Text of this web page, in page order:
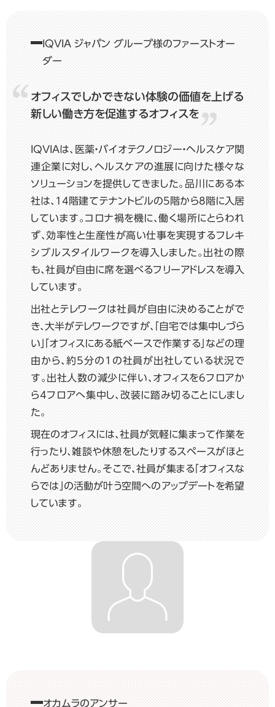
IQVIA ジャパン グループ様のファーストオー
ダー
オフィスでしかできない体験の価値を上げる
新しい働き方を促進するオフィスを
IQVIAは、医薬・バイオテクノロジー・ヘルスケア関
連企業に対し、ヘルスケアの進展に向けた様々な
ソリューションを提供してきました。品川にある本
社は、14階建てテナントビルの5階から8階に入居
しています。コロナ禍を機に、働く場所にとらわれ
ず、効率性と生産性が高い仕事を実現するフレキ
シブルスタイルワークを導入しました。出社の際
も、社員が自由に席を選べるフリーアドレスを導入
しています。
出社とテレワークは社員が自由に決めることがで
き、大半がテレワークですが、「自宅では集中しづら
い」「オフィスにある紙ベースで作業する」などの理
由から、約5分の1の社員が出社している状況で
す。出社人数の減少に伴い、オフィスを6フロアか
ら4フロアへ集中し、改装に踏み切ることにしまし
た。
現在のオフィスには、社員が気軽に集まって作業を
行ったり、雑談や休憩をしたりするスペースがほと
んどありません。そこで、社員が集まる「オフィスな
らでは」の活動が叶う空間へのアップデートを希望
しています。
オカムラのアンサー